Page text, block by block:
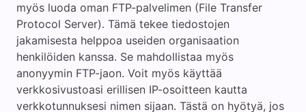
myös luoda oman FTP-palvelimen (File Transfer
Protocol Server). Tämä tekee tiedostojen
jakamisesta helppoa useiden organisaation
henkilöiden kanssa. Se mahdollistaa myös
anonyymin FTP-jaon. Voit myös käyttää
verkkosivustoasi erillisen IP-osoitteen kautta
verkkotunnuksesi nimen sijaan. Tästä on hyötyä, jos